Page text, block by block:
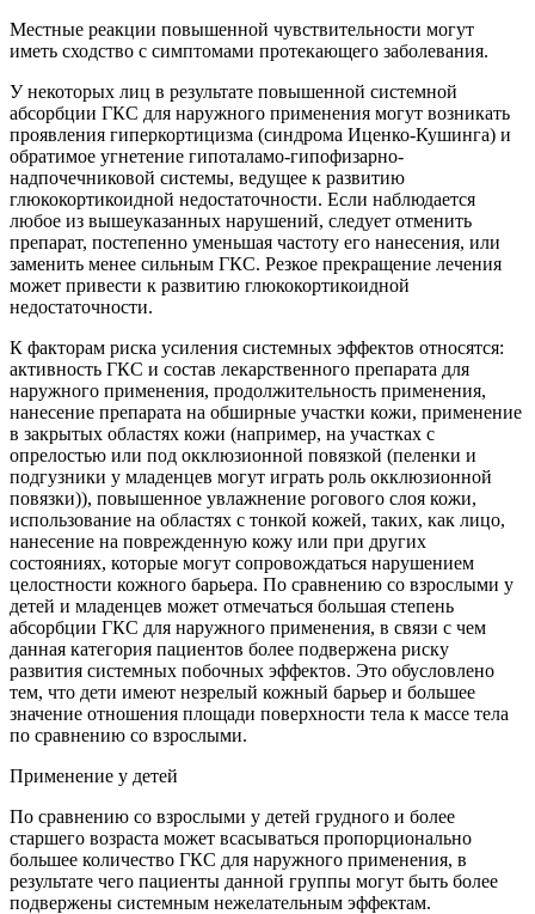
Местные реакции повышенной чувствительности могут
иметь сходство с симптомами протекающего заболевания.
У некоторых лиц в результате повышенной системной
абсорбции ГКС для наружного применения могут возникать
проявления гиперкортицизма (синдрома Иценко-Кушинга) и
обратимое угнетение гипоталамо-гипофизарно-
надпочечниковой системы, ведущее к развитию
глюкокортикоидной недостаточности. Если наблюдается
любое из вышеуказанных нарушений, следует отменить
препарат, постепенно уменьшая частоту его нанесения, или
заменить менее сильным ГКС. Резкое прекращение лечения
может привести к развитию глюкокортикоидной
недостаточности.
К факторам риска усиления системных эффектов относятся:
активность ГКС и состав лекарственного препарата для
наружного применения, продолжительность применения,
нанесение препарата на обширные участки кожи, применение
в закрытых областях кожи (например, на участках с
опрелостью или под окклюзионной повязкой (пеленки и
подгузники у младенцев могут играть роль окклюзионной
повязки)), повышенное увлажнение рогового слоя кожи,
использование на областях с тонкой кожей, таких, как лицо,
нанесение на поврежденную кожу или при других
состояниях, которые могут сопровождаться нарушением
целостности кожного барьера. По сравнению со взрослыми у
детей и младенцев может отмечаться большая степень
абсорбции ГКС для наружного применения, в связи с чем
данная категория пациентов более подвержена риску
развития системных побочных эффектов. Это обусловлено
тем, что дети имеют незрелый кожный барьер и большее
значение отношения площади поверхности тела к массе тела
по сравнению со взрослыми.
Применение у детей
По сравнению со взрослыми у детей грудного и более
старшего возраста может всасываться пропорционально
большее количество ГКС для наружного применения, в
результате чего пациенты данной группы могут быть более
подвержены системным нежелательным эффектам.